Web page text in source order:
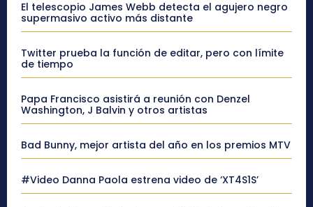
El telescopio James Webb detecta el agujero negro
supermasivo activo más distante
Twitter prueba la función de editar, pero con límite
de tiempo
Papa Francisco asistirá a reunión con Denzel
Washington, J Balvin y otros artistas
Bad Bunny, mejor artista del año en los premios MTV
#Video Danna Paola estrena video de ‘XT4S1S’